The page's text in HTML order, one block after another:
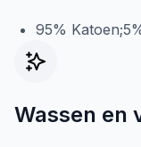
95%
Wassen en